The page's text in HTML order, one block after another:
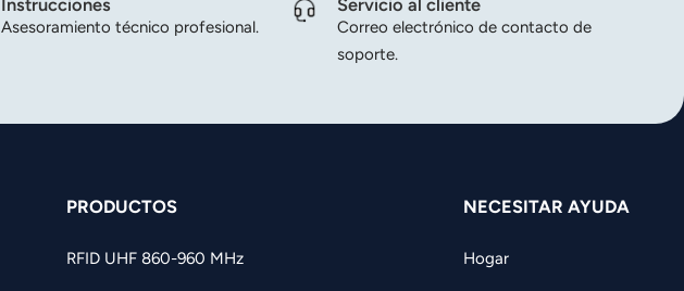
Instrucciones
Asesoramiento técnico profesional.
Servicio al cliente
Correo electrónico de contacto de
soporte.
PRODUCTOS
RFID UHF 860-960 MHz
NECESITAR AYUDA
Hogar